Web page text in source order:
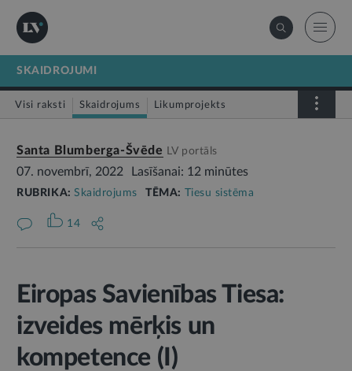
SKAIDROJUMI
Visi raksti Skaidrojums Likumprojekts
Santa Blumberga-Švēde LV portāls
07. novembrī, 2022 Lasīšanai: 12 minūtes
RUBRIKA:Skaidrojums TĒMA: Tiesu sistēma
14
Eiropas Savienības Tiesa:
izveides mērķis un
kompetence (I)